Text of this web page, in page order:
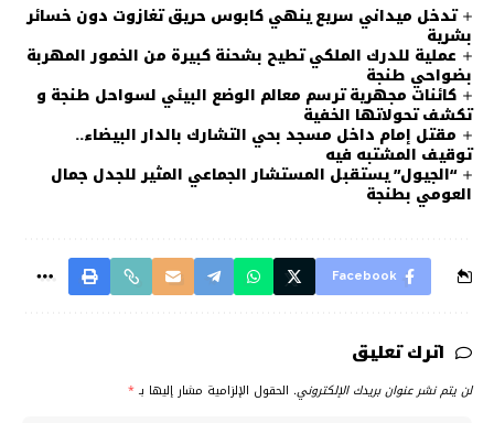
تدخل ميداني سريع ينهي كابوس حريق تغازوت دون خسائر
بشرية
عملية للدرك الملكي تطيح بشحنة كبيرة من الخمور المهربة
بضواحي طنجة
كائنات مجهرية ترسم معالم الوضع البيئي لسواحل طنجة و
تكشف تحولاتها الخفية
مقتل إمام داخل مسجد بحي التشارك بالدار البيضاء..
توقيف المشتبه فيه
“الجيول” يستقبل المستشار الجماعي المثير للجدل جمال
العومي بطنجة
Facebook
اترك تعليق
لن يتم نشر عنوان بريدك الإلكتروني. الحقول الإلزامية مشار إليها بـ *